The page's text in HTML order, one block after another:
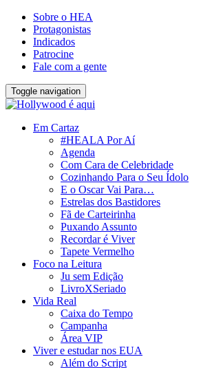
Sobre o HEA
Protagonistas
Indicados
Patrocine
Fale com a gente
Toggle navigation
Em Cartaz
#HEALA Por Aí
Agenda
Com Cara de Celebridade
Cozinhando Para o Seu Ídolo
E o Oscar Vai Para…
Estrelas dos Bastidores
Fã de Carteirinha
Puxando Assunto
Recordar é Viver
Tapete Vermelho
Foco na Leitura
Ju sem Edição
LivroXSeriado
Vida Real
Caixa do Tempo
Campanha
Área VIP
Viver e estudar nos EUA
Além do Script